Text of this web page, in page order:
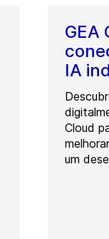
GEA
IA
Cloud
um